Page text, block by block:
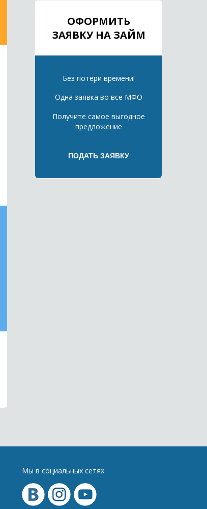
ОФОРМИТЬ
ЗАЯВКУ НА ЗАЙМ
Без потери времени!
Одна заявка во все МФО
Получите самое выгодное
предложение
Мы в социальных сетях